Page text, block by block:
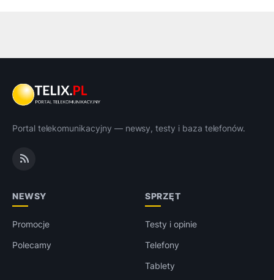
Portal telekomunikacyjny — newsy, testy i baza telefonów.
NEWSY
Promocje
Polecamy
SPRZĘT
Testy i opinie
Telefony
Tablety